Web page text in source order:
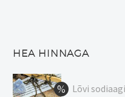
HEA HINNAGA
Lõvi